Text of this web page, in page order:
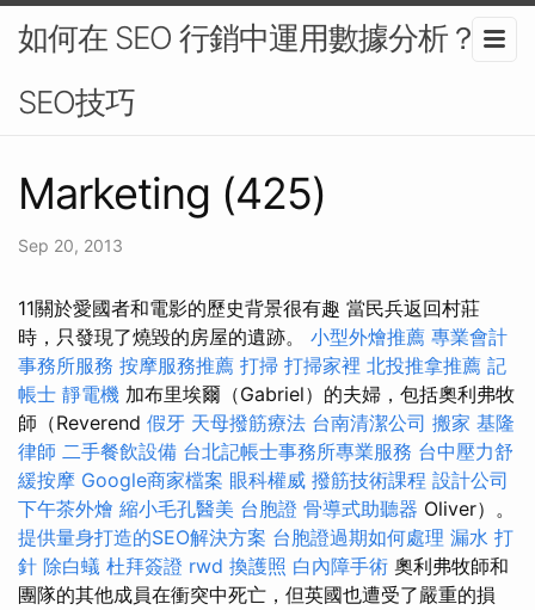
如何在 SEO 行銷中運用數據分析？-
SEO技巧
Marketing (425)
Sep 20, 2013
11關於愛國者和電影的歷史背景很有趣 當民兵返回村莊
時，只發現了燒毀的房屋的遺跡。 小型外燴推薦 專業會計
事務所服務 按摩服務推薦 打掃 打掃家裡 北投推拿推薦 記
帳士 靜電機 加布里埃爾（Gabriel）的夫婦，包括奧利弗牧
師（Reverend 假牙 天母撥筋療法 台南清潔公司 搬家 基隆
律師 二手餐飲設備 台北記帳士事務所專業服務 台中壓力舒
緩按摩 Google商家檔案 眼科權威 撥筋技術課程 設計公司
下午茶外燴 縮小毛孔醫美 台胞證 骨導式助聽器 Oliver）。
提供量身打造的SEO解決方案 台胞證過期如何處理 漏水 打
針 除白蟻 杜拜簽證 rwd 換護照 白內障手術 奧利弗牧師和
團隊的其他成員在衝突中死亡，但英國也遭受了嚴重的損